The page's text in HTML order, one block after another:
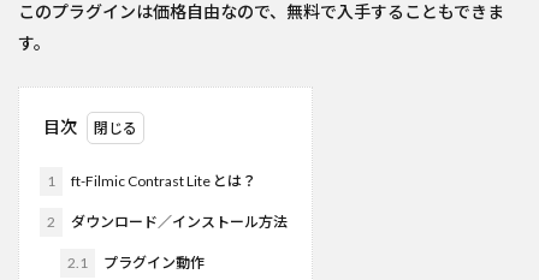
このプラグインは価格自由なので、無料で入手することもできま
す。
目次
1 ft-Filmic Contrast Lite とは？
2 ダウンロード／インストール方法
2.1 プラグイン動作